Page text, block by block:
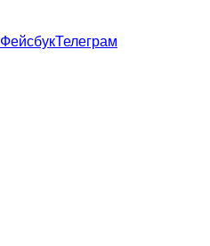
ФейсбукТелеграм